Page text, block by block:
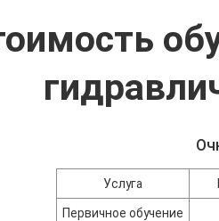
Услуга
Первичное обучение